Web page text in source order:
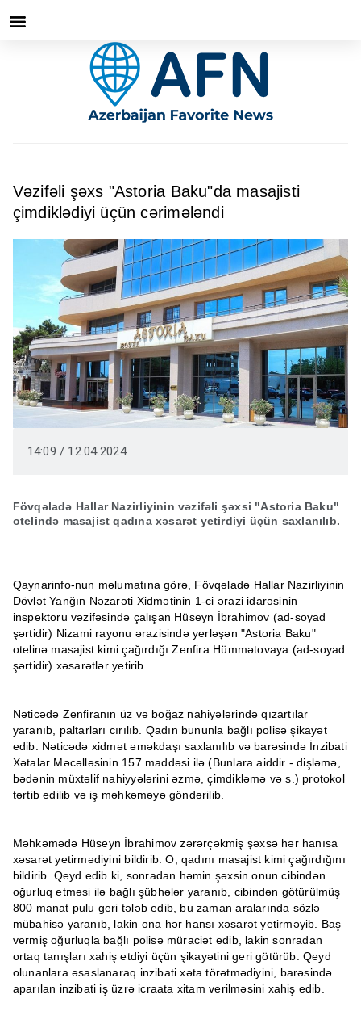
Vəzifəli şəxs "Astoria Baku"da masajisti
çimdiklədiyi üçün cərimələndi
14:09 / 12.04.2024
Fövqəladə Hallar Nazirliyinin vəzifəli şəxsi "Astoria Baku"
otelində masajist qadına xəsarət yetirdiyi üçün saxlanılıb.
Qaynarinfo-nun məlumatına görə, Fövqəladə Hallar Nazirliyinin
Dövlət Yanğın Nəzarəti Xidmətinin 1-ci ərazi idarəsinin
inspektoru vəzifəsində çalışan Hüseyn İbrahimov (ad-soyad
şərtidir) Nizami rayonu ərazisində yerləşən "Astoria Baku"
otelinə masajist kimi çağırdığı Zenfira Hümmətovaya (ad-soyad
şərtidir) xəsarətlər yetirib.
Nəticədə Zenfiranın üz və boğaz nahiyələrində qızartılar
yaranıb, paltarları cırılıb. Qadın bununla bağlı polisə şikayət
edib. Nəticədə xidmət əməkdaşı saxlanılıb və barəsində İnzibati
Xətalar Məcəlləsinin 157 maddəsi ilə (Bunlara aiddir - dişləmə,
bədənin müxtəlif nahiyyələrini əzmə, çimdikləmə və s.) protokol
tərtib edilib və iş məhkəməyə göndərilib.
Məhkəmədə Hüseyn İbrahimov zərərçəkmiş şəxsə hər hanısa
xəsarət yetirmədiyini bildirib. O, qadını masajist kimi çağırdığını
bildirib. Qeyd edib ki, sonradan həmin şəxsin onun cibindən
oğurluq etməsi ilə bağlı şübhələr yaranıb, cibindən götürülmüş
800 manat pulu geri tələb edib, bu zaman aralarında sözlə
mübahisə yaranıb, lakin ona hər hansı xəsarət yetirməyib. Baş
vermiş oğurluqla bağlı polisə müraciət edib, lakin sonradan
ortaq tanışları xahiş etdiyi üçün şikayətini geri götürüb. Qeyd
olunanlara əsaslanaraq inzibati xəta törətmədiyini, barəsində
aparılan inzibati iş üzrə icraata xitam verilməsini xahiş edib.